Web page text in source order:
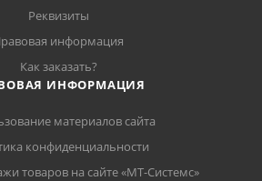
Реквизиты
информация
Как заказать?
ИНФОРМАЦИЯ
материалов сайта
конфиденциальности
товаров на сайте «МТ-Системс»